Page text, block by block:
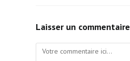
Laisser un commentaire
Comment